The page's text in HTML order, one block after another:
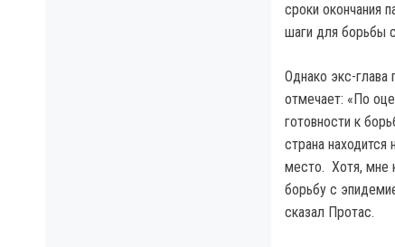
сроки окончания
шаги для борьбы
Однако экс-глава
отмечает: «По
готовности к
страна
место. Хотя, мне
борьбу с
сказал Протас.